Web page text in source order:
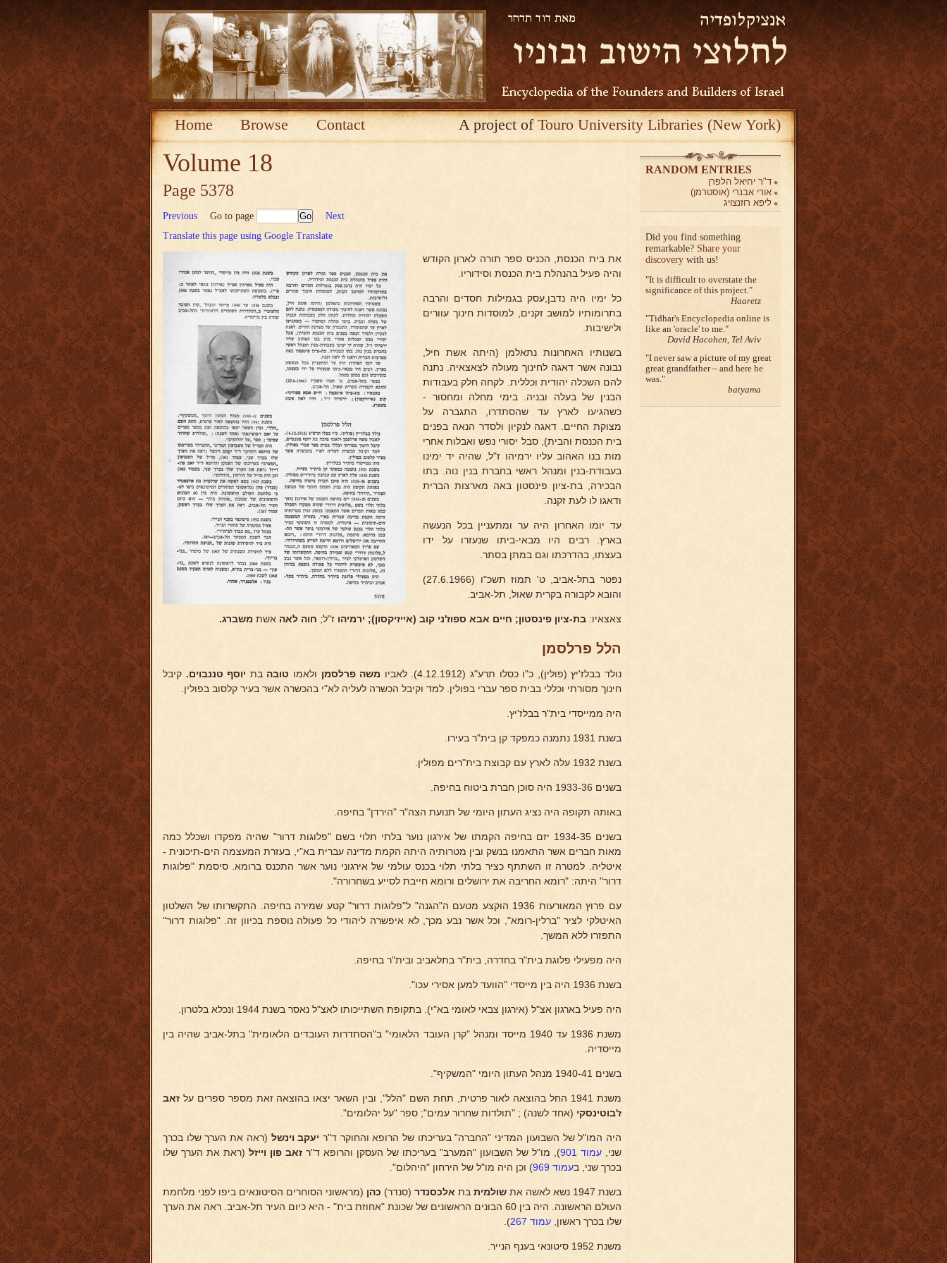
Home Browse Contact A project ofTouro University Libraries (New York)
Volume 18
Page 5378
Previous Go to page
Next
Translate this page using Google Translate
את בית הכנסת, הכניס ספר תורה לארון הקודש
והיה פעיל בהנהלת בית הכנסת וסידוריו.
כל ימיו היה נדבן,עסק בגמילות חסדים והרבה
בתרומותיו למושב זקנים, למוסדות חינוך עוורים
ולישיבות.
בשנותיו האחרונות נתאלמן (היתה אשת חיל,
נבונה אשר דאגה לחינוך מעולה לצאצאיה. נתנה
להם השכלה יהודית וכללית. לקחה חלק בעבודות
הבנין של בעלה ובניה. בימי מחלה ומחסור -
כשהגיעו לארץ עד שהסתדרו, התגברה על
מצוקת החיים. דאגה לנקיון ולסדר הנאה בפנים
בית הכנסת והבית), סבל יסורי נפש ואבלות אחרי
מות בנו האהוב עליו ירמיהו ז"ל, שהיה יד ימינו
בעבודת-בנין ומנהל ראשי בחברת בנין נוה. בתו
הבכירה, בת-ציון פינסטון באה מארצות הברית
ודאגו לו לעת זקנה.
עד יומו האחרון היה ער ומתעניין בכל הנעשה
בארץ. רבים היו מבאי-ביתו שנעזרו על ידו
בעצתו, בהדרכתו וגם במתן בסתר.
נפטר בתל-אביב, ט' תמוז תשכ"ו (27.6.1966)
והובא לקבורה בקרית שאול, תל-אביב.
צאצאיו: בת-ציון פינסטון; חיים אבא ספוז'ני קוב (אייזיקסון); ירמיהו ז"ל; חוה לאה אשת משברג.
הלל פרלסמן
נולד בבלז'יץ (פולין), כ"ו כסלו תרע"ג (4.12.1912). לאביו משה פרלסמן ולאמו טובה בת יוסף טננבוים. קיבל
חינוך מסורתי וכללי בבית ספר עברי בפולין. למד וקיבל הכשרה לעליה לא"י בהכשרה אשר בעיר קלסוב בפולין.
היה ממייסדי בית"ר בבלז'יץ.
בשנת 1931 נתמנה כמפקד קן בית"ר בעירו.
בשנת 1932 עלה לארץ עם קבוצת בית"רים מפולין.
בשנים 1933-36 היה סוכן חברת ביטוח בחיפה.
באותה תקופה היה נציג העתון היומי של תנועת הצה"ר "הירדן" בחיפה.
בשנים 1934-35 יזם בחיפה הקמתו של אירגון נוער בלתי תלוי בשם "פלוגות דרור" שהיה מפקדו ושכלל כמה
מאות חברים אשר התאמנו בנשק ובין מטרותיה היתה הקמת מדינה עברית בא"י, בעזרת המעצמה הים-תיכונית -
איטליה. למטרה זו השתתף כציר בלתי תלוי בכנס עולמי של אירגוני נוער אשר התכנס ברומא. סיסמת "פלוגות
דרור" היתה: "רומא החריבה את ירושלים ורומא חייבת לסייע בשחרורה".
עם פרוץ המאורעות 1936 הוקצע מטעם ה"הגנה" ל"פלוגות דרור" קטע שמירה בחיפה. התקשרותו של השלטון
האיטלקי לציר "ברלין-רומא", וכל אשר נבע מכך, לא איפשרה ליהודי כל פעולה נוספת בכיוון זה. "פלוגות דרור"
התפזרו ללא המשך.
היה מפעילי פלוגת בית"ר בחדרה, בית"ר בתלאביב ובית"ר בחיפה.
בשנת 1936 היה בין מייסדי "הוועד למען אסירי עכו".
היה פעיל בארגון אצ"ל (אירגון צבאי לאומי בא"י). בתקופת השתייכותו לאצ"ל נאסר בשנת 1944 ונכלא בלטרון.
משנת 1936 עד 1940 מייסד ומנהל "קרן העובד הלאומי" ב"הסתדרות העובדים הלאומית" בתל-אביב שהיה בין
מייסדיה.
בשנים 1940-41 מנהל העתון היומי "המשקיף".
משנת 1941 החל בהוצאה לאור פרטית, תחת השם "הלל", ובין השאר יצאו בהוצאה זאת מספר ספרים על
זאב
ז'בוטינסקי (אחד לשנה) ; "תולדות שחרור עמים"; ספר "על יהלומים".
היה המו"ל של השבועון המדיני "החברה" בעריכתו של הרופא והחוקר ד"ר יעקב וינשל (ראה את הערך שלו בכרך
שני, עמוד 901 ), מו"ל של השבועון "המערב" בעריכתו של העסקן והרופא ד"ר זאב פון וייזל (ראת את הערך שלו
בכרך שני, בעמוד 969 ) וכן היה מו"ל של הירחון "היהלום".
בשנת 1947 נשא לאשה את שולמית בת אלכסנדר (סנדר) כהן (מראשוני הסוחרים הסיטונאים ביפו לפני מלחמת
העולם הראשונה. היה בין 60 הבונים הראשונים של שכונת "אחוזת בית" - היא כיום העיר תל-אביב. ראה את הערך
שלו בכרך ראשון, עמוד 267 ).
משנת 1952 סיטונאי בענף הנייר.
RANDOM ENTRIES
ד"ר יחיאל הלפרן
אורי אבנרי (אוסטרמן)
ליפא רוזנצויג
Did you find something
remarkable? Share your
discovery with us!
It is difficult to overstate the
significance of this project.
Haaretz
Tidhar's Encyclopedia online is
like an 'oracle' to me.
David Hacohen, Tel Aviv
I never saw a picture of my great
great grandfather – and here he
was.
batyama